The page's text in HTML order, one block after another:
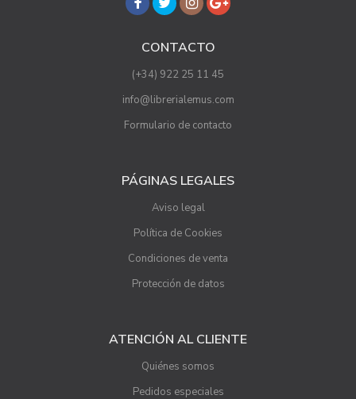
CONTACTO
(+34) 922 25 11 45
info@librerialemus.com
Formulario de contacto
PÁGINAS LEGALES
Aviso legal
Política de Cookies
Condiciones de venta
Protección de datos
ATENCIÓN AL CLIENTE
Quiénes somos
Pedidos especiales